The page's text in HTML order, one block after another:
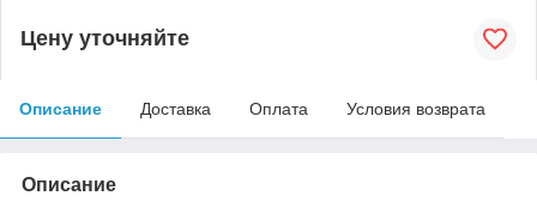
Цену уточняйте
Описание Доставка Оплата Условия возврата
Описание